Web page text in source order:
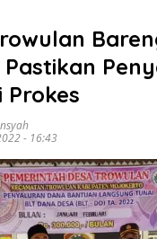
Prokes
- 16:43